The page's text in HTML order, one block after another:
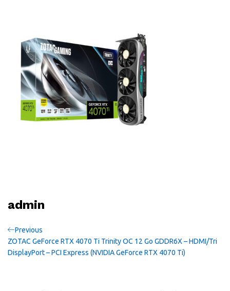
admin
Navigation
de
Previous
Post
Previous
ZOTAC GeForce RTX 4070 Ti Trinity OC 12 Go GDDR6X – HDMI/Tri
DisplayPort – PCI Express (NVIDIA GeForce RTX 4070 Ti)